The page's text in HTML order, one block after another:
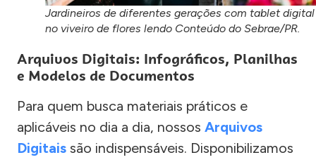
Jardineiros de diferentes gerações com tablet digital
no viveiro de flores lendo Conteúdo do Sebrae/PR.
Arquivos Digitais: Infográficos, Planilhas
e Modelos de Documentos
Para quem busca materiais práticos e
aplicáveis no dia a dia, nossos Arquivos
Digitais são indispensáveis. Disponibilizamos